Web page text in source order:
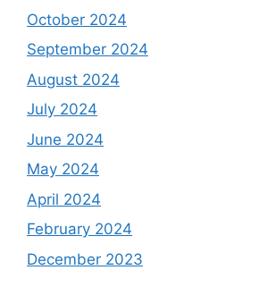
October 2024
September 2024
August 2024
July 2024
June 2024
May 2024
April 2024
February 2024
December 2023